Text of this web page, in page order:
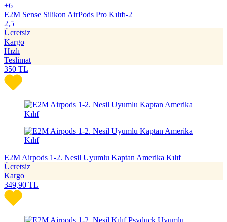
+6
E2M Sense Silikon AirPods Pro Kılıfı-2
2,5
Ücretsiz
Kargo
Hızlı
Teslimat
350 TL
E2M Airpods 1-2. Nesil Uyumlu Kaptan Amerika Kılıf
Ücretsiz
Kargo
349,90 TL